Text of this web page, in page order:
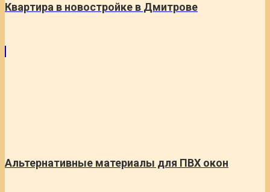
Квартира в новостройке в Дмитрове
Альтернативные материалы для ПВХ окон